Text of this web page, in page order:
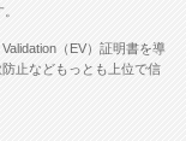
（EV）証明書を導
止などもっとも上位で信